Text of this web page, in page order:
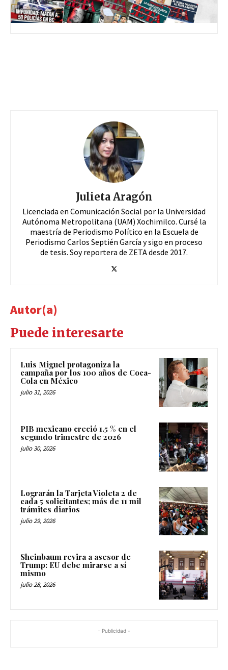
Julieta Aragón
Licenciada en Comunicación Social por la Universidad
Autónoma Metropolitana (UAM) Xochimilco. Cursé la
maestría de Periodismo Político en la Escuela de
Periodismo Carlos Septién García y sigo en proceso
de tesis. Soy reportera de ZETA desde 2017.
Autor(a)
Puede interesarte
Luis Miguel protagoniza la
campaña por los 100 años de Coca-
Cola en México
julio 31, 2026
PIB mexicano creció 1.5 % en el
segundo trimestre de 2026
julio 30, 2026
Lograrán la Tarjeta Violeta 2 de
cada 5 solicitantes; más de 11 mil
trámites diarios
julio 29, 2026
Sheinbaum revira a asesor de
Trump: EU debe mirarse a sí
mismo
julio 28, 2026
- Publicidad -